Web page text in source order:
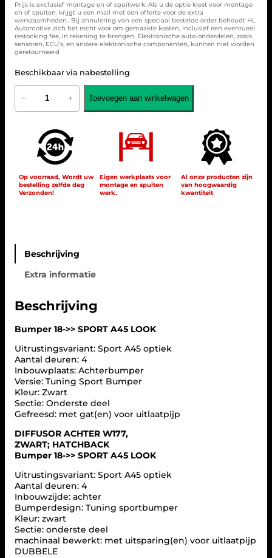
Prijs is exclusief montage en of spuitwerk. Als u de optie kiest voor montage
en of spuiten. krijgt u een mail met een offerte voor de extra
werkzaamheden.. Bij annulering van een speciaal bestelde order behoudt HL
Automotive zich het recht voor om gemaakte kosten, inclusief een eventueel
restocking fee, in rekening te brengen. Elektronische auto-onderdelen, zoals
sensoren, ECU’s, en andere elektronische componenten, kunnen niet worden
geretourneerd
Beschikbaar via nabestelling
B
m
S
P
4
L
–
e
c
e
d
e
s
A
-
C
l
a
s
s
(
W
1
7
7
)
a
− + Toevoegen aan winkelwagen
Op voorraad, Wordt uw
bestelling zelfde dag
Verzonden!
Eigen werkplaats voor
montage en spuiten
werk.
Al onze producten zijn
van hoogwaardig
kwantiteit
Beschrijving
Extra informatie
Beschrijving
Bumper 18->> SPORT A45 LOOK
Uitrustingsvariant: Sport A45 optiek
Aantal deuren: 4
Inbouwplaats: Achterbumper
Versie: Tuning Sport Bumper
Kleur: Zwart
Sectie: Onderste deel
Gefreesd: met gat(en) voor uitlaatpijp
DIFFUSOR ACHTER W177,
ZWART; HATCHBACK
Bumper 18->> SPORT A45 LOOK
Uitrustingsvariant: Sport A45 optiek
Aantal deuren: 4
Inbouwzijde: achter
Bumperdesign: Tuning sportbumper
Kleur: zwart
Sectie: onderste deel
machinaal bewerkt: met uitsparing(en) voor uitlaatpijp
DUBBELE